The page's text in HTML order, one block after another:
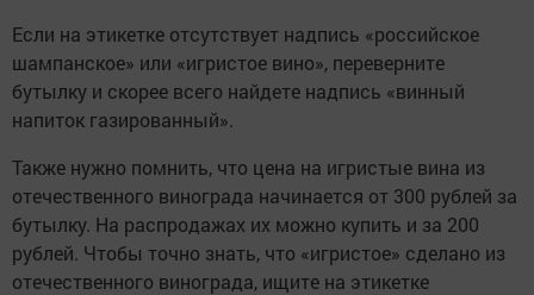
Если на этикетке отсутствует надпись «российское
шампанское» или «игристое вино», переверните
бутылку и скорее всего найдете надпись «винный
напиток газированный».
Также нужно помнить, что цена на игристые вина из
отечественного винограда начинается от 300 рублей за
бутылку. На распродажах их можно купить и за 200
рублей. Чтобы точно знать, что «игристое» сделано из
отечественного винограда, ищите на этикетке